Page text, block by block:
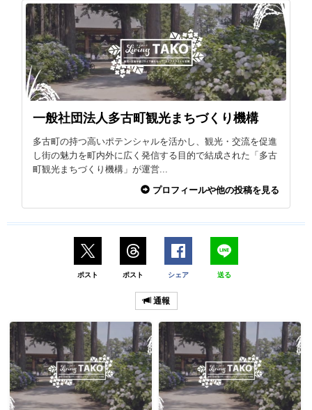
一般社団法人多古町観光まちづくり機構
多古町の持つ高いポテンシャルを活かし、観光・交流を促進
し街の魅力を町内外に広く発信する目的で結成された「多古
町観光まちづくり機構」が運営...
プロフィールや他の投稿を見る
ポスト ポスト シェア 送る
通報